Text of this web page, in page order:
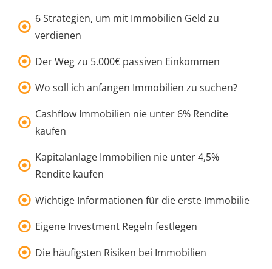
6 Strategien, um mit Immobilien Geld zu
verdienen
Der Weg zu 5.000€ passiven Einkommen
Wo soll ich anfangen Immobilien zu suchen?
Cashflow Immobilien nie unter 6% Rendite
kaufen
Kapitalanlage Immobilien nie unter 4,5%
Rendite kaufen
Wichtige Informationen für die erste Immobilie
Eigene Investment Regeln festlegen
Die häufigsten Risiken bei Immobilien